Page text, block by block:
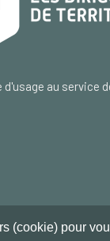
(cookie) pour
au service